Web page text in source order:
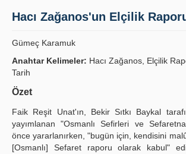
Journal Boards
Writing Rules
Principles
Publication Policies
Guidelines
Contact Us
Hacı Zağanos'un Elçilik
Gümeç Karamuk
Anahtar Kelimeler: Hacı Zağanos, Elçilik
Tarih
Özet
Faik Reşit Unat'ın, Bekir Sıtkı Baykal
yayımlanan "Osmanlı Sefirleri ve
önce yararlanırken, "bugün için, kendisini
[Osmanlı] Sefaret raporu olarak kabul"